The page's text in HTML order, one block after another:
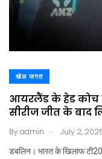
खेल जगत
आयरलैंड के हेड कोच
सीरीज जीत के बाद
Byadmin . July 2,
डबलिन। भारत के खिलाफ टी20